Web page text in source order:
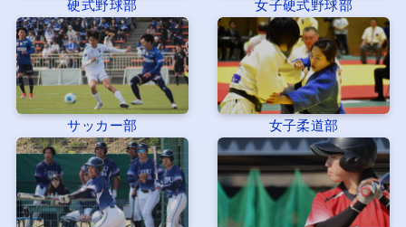
硬式野球部 女子硬式野球部
サッカー部 女子柔道部